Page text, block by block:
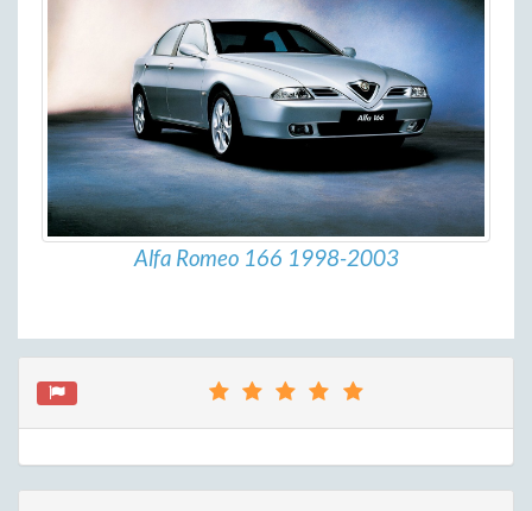
Alfa Romeo 166 1998-2003